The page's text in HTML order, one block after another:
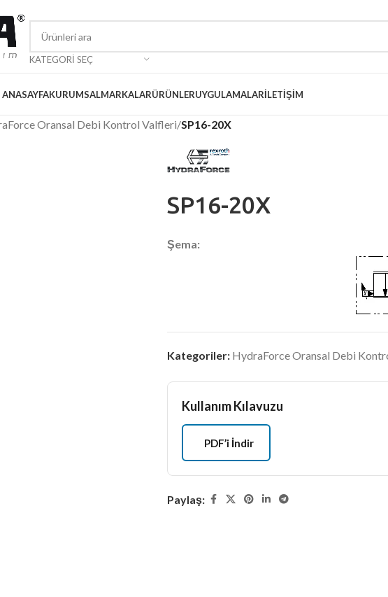
KATEGORI SEÇ
ANASAYFAKURUMSALMARKALARÜRÜNLERUYGULAMALARİLETIŞIM
Oransal Debi Kontrol Valfleri/SP16-20X
SP16-20X
Şema:
Kategoriler: HydraForce Oransal Debi
Kullanım Kılavuzu
PDF’i İndir
Paylaş: